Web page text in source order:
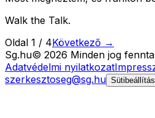
Walk the Talk.
Oldal 1 / 4Következő →
Sg.hu© 2026 Minden jog
Adatvédelmi nyilatkozat
szerkesztoseg@sg.hu